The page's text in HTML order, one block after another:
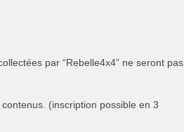
par “Rebelle4x4” ne seront pas
(inscription possible en 3